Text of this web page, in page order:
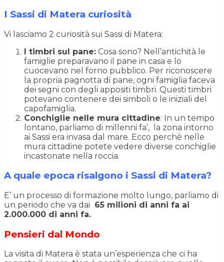
I Sassi di Matera curiosità
Vi lasciamo 2 curiosità sui Sassi di Matera:
I timbri sul pane: Cosa sono? Nell’antichità le
famiglie preparavano il pane in casa e lo
cuocevano nel forno pubblico. Per riconoscere
la propria pagnotta di pane, ogni famiglia faceva
dei segni con degli appositi timbri. Questi timbri
potevano contenere dei simboli o le iniziali del
capofamiglia.
Conchiglie nelle mura cittadine: In un tempo
lontano, parliamo di millenni fa’, la zona intorno
ai Sassi era invasa dal mare. Ecco perchè nelle
mura cittadine potete vedere diverse conchiglie
incastonate nella roccia.
A quale epoca risalgono i Sassi di Matera?
E’ un processo di formazione molto lungo, parliamo di
un periodo che va dai 65 milioni di anni fa ai
2.000.000 di anni fa.
Pensieri dal Mondo
La visita di Matera è stata un’esperienza che ci ha